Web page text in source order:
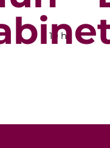
10 h